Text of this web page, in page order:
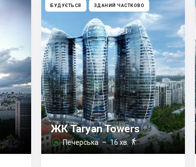
БУДУЄТЬСЯ ЗДАНИЙ ЧАСТКОВО
ЖК Taryan Towers
 Печерська– 16 хв.